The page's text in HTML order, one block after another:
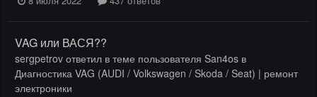
VAG или ВАСЯ??
sergpetrov ответил в теме пользователя San4os в
Диагностика VAG (AUDI / Volkswagen / Skoda / Seat) | ремонт
электроники